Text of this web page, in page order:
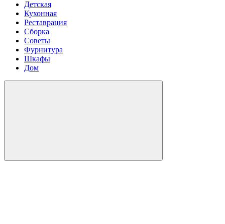
Детская
Кухонная
Реставрация
Сборка
Советы
Фурнитура
Шкафы
Дом